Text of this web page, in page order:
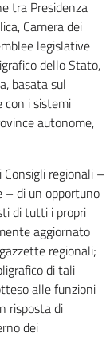
tra Presidenza
Camera dei
legislative
dello Stato,
basata sul
con i sistemi
autonome,
regionali –
di un opportuno
di tutti i propri
aggiornato
regionali;
di tali
alle funzioni
risposta di
dei